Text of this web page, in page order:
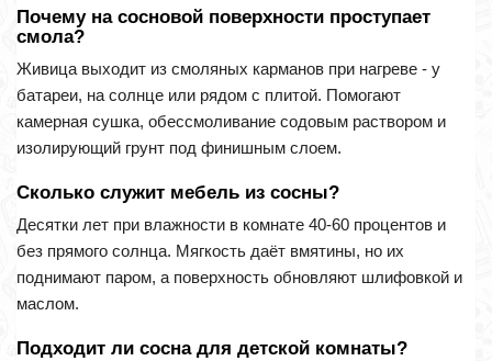
Почему на сосновой поверхности проступает
смола?
Живица выходит из смоляных карманов при нагреве - у
батареи, на солнце или рядом с плитой. Помогают
камерная сушка, обессмоливание содовым раствором и
изолирующий грунт под финишным слоем.
Сколько служит мебель из сосны?
Десятки лет при влажности в комнате 40-60 процентов и
без прямого солнца. Мягкость даёт вмятины, но их
поднимают паром, а поверхность обновляют шлифовкой и
маслом.
Подходит ли сосна для детской комнаты?